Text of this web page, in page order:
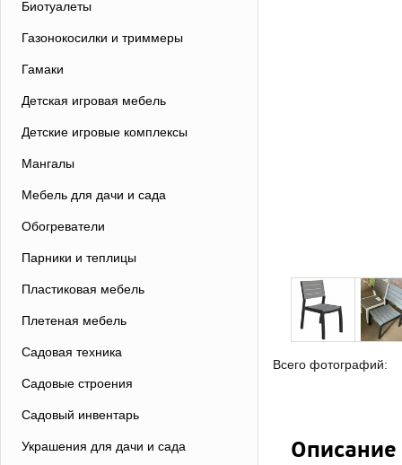
Биотуалеты
Газонокосилки и триммеры
Гамаки
Детская игровая мебель
Детские игровые комплексы
Мангалы
Мебель для дачи и сада
Обогреватели
Парники и теплицы
Пластиковая мебель
Плетеная мебель
Садовая техника
Садовые строения
Садовый инвентарь
Украшения для дачи и сада
Всего фотографий:
Описание